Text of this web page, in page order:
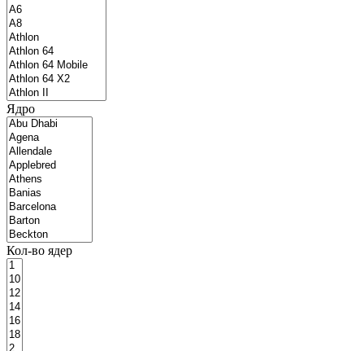
Ядро
Кол-во ядер